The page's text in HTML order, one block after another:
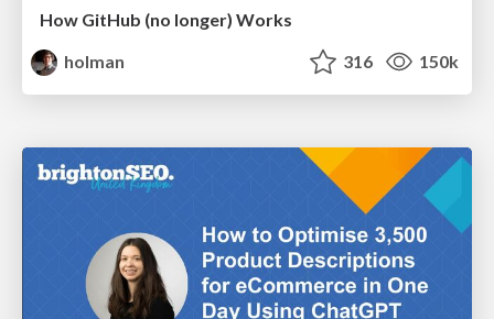
How GitHub (no longer) Works
holman
316 150k